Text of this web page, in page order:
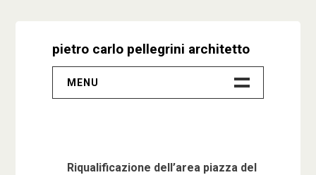
pietro carlo pellegrini architetto
MENU
Riqualificazione dell’area piazza del